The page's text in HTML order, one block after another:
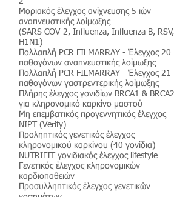
Mοριακός έλεγχος ανίχνευσης 5 ιών
αναπνευστικής λοίμωξης
(SARS COV-2, Influenza, Influenza B, RSV,
H1N1)
Πολλαπλή PCR FILMARRAY - Έλεγχος 20
παθογόνων αναπνευστικής λοίμωξης
Πολλαπλή PCR FILMARRAY - Έλεγχος 21
παθογόνων γαστρεντερικής λοίμωξης
Πλήρης έλεγχος γονιδίων BRCA1 & BRCA2
για κληρονομικό καρκίνο μαστού
Μη επεμβατικός προγεννητικός έλεγχος
NIPT (Verify)
Προληπτικός γενετικός έλεγχος
κληρονομικού καρκίνου (40 γονίδια)
NUTRIFIT γονιδιακός έλεγχος lifestyle
Γενετικός έλεγχος κληρονομικών
καρδιοπαθειών
Προσυλληπτικός έλεγχος γενετικών